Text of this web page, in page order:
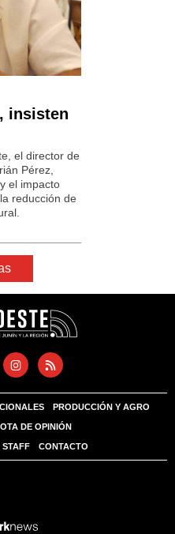
insisten
el director de
Pérez,
el impacto
reducción de
PRODUCCIÓN Y AGRO
DE OPINIÓN
STAFF CONTACTO